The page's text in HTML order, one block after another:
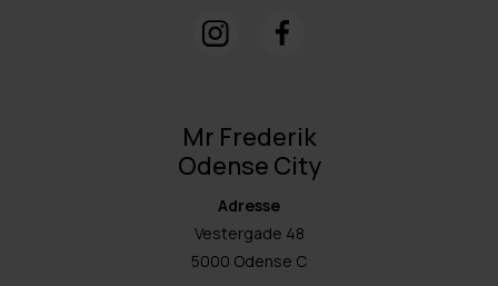
Mr Frederik
Odense City
Adresse
Vestergade 48
5000 Odense C